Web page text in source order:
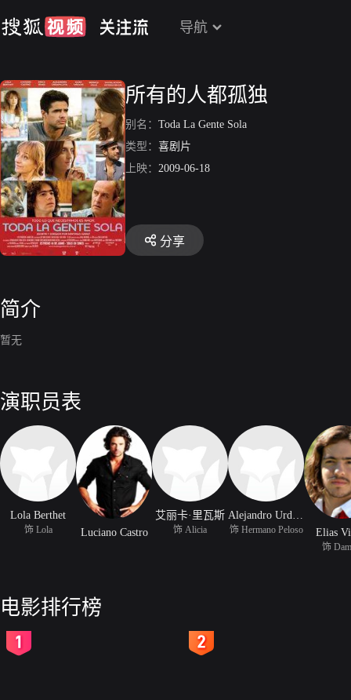
导航
所有的人都孤独
别名： Toda La Gente Sola
类型： 喜剧片
上映： 2009-06-18
分享
简介
暂无
演职员表
Lola Berthet
饰 Lola Luciano Castro
艾丽卡·里瓦斯
饰 Alicia
Alejandro Urdapilleta
饰 Hermano Peloso Elias
饰
电影排行榜